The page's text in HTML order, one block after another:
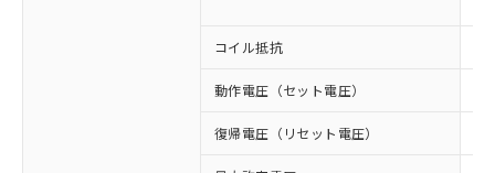
コイル抵抗
動作電圧（セット電圧）
復帰電圧（リセット電圧）